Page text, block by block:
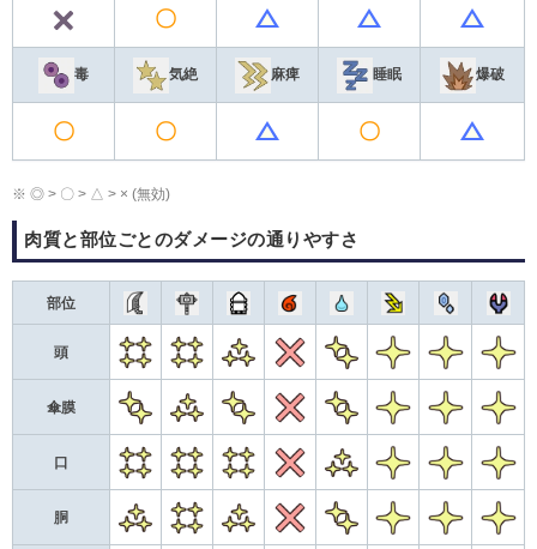
〇 △ △ △
毒 気絶 麻痺 睡眠 爆破
〇 〇 △ 〇 △
※ ◎ > 〇 > △ > × (無効)
肉質と部位ごとのダメージの通りやすさ​
部位
頭 ★4 ★3 ★2
傘膜 ★3 ★2 ★2
口 ★4 ★4 ★4 ★3
胴 ★3 ★3 ★2